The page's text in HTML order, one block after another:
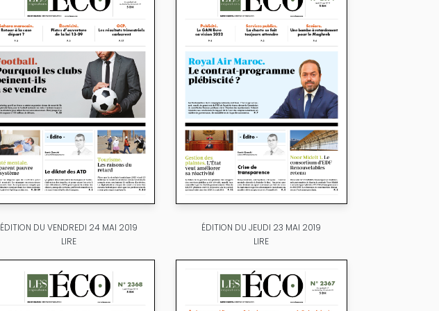
ÉDITION DU VENDREDI 24 MAI 2019
LIRE
ÉDITION DU JEUDI 23 MAI 2019
LIRE